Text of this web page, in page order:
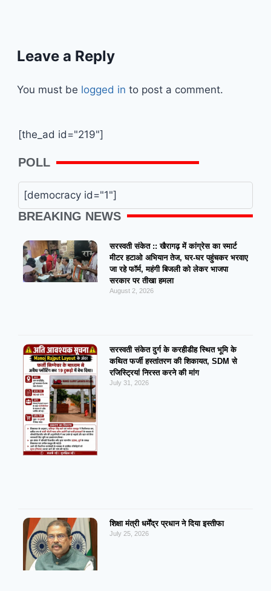
Leave a Reply
You must be logged in to post a comment.
[the_ad id="219"]
POLL
[democracy id="1"]
BREAKING NEWS
सरस्वती संकेत :: खैरागढ़ में कांग्रेस का स्मार्ट
मीटर हटाओ अभियान तेज, घर-घर पहुंचकर भरवाए
जा रहे फॉर्म, महंगी बिजली को लेकर भाजपा
सरकार पर तीखा हमला
August 2, 2026
सरस्वती संकेत दुर्ग के करहीडीह स्थित भूमि के
कथित फर्जी हस्तांतरण की शिकायत, SDM से
रजिस्ट्रियां निरस्त करने की मांग
July 31, 2026
शिक्षा मंत्री धर्मेंद्र प्रधान ने दिया इस्तीफा
July 25, 2026